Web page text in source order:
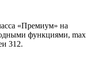
«Премиум» на
функциями, max
312.